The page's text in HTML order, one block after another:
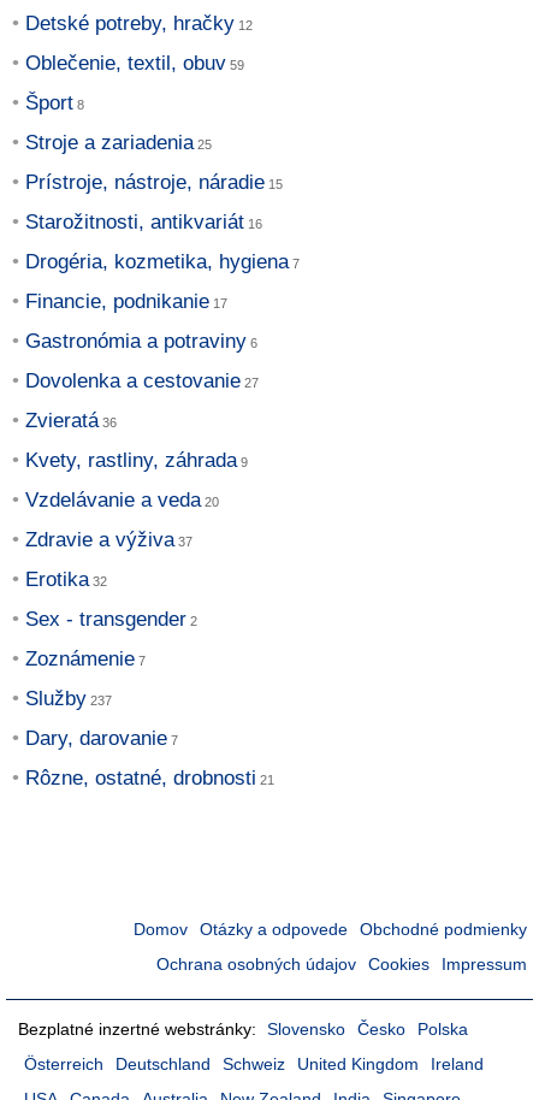
Detské potreby, hračky
Oblečenie, textil, obuv
Šport
Stroje a zariadenia
Prístroje, nástroje, náradie
Starožitnosti, antikvariát
Drogéria, kozmetika, hygiena
Financie, podnikanie
Gastronómia a potraviny
Dovolenka a cestovanie
Zvieratá
Kvety, rastliny, záhrada
Vzdelávanie a veda
Zdravie a výživa
Erotika
Sex - transgender
Zoznámenie
Služby
Dary, darovanie
Rôzne, ostatné, drobnosti
Domov Otázky a odpovede
Obchodné podmienky
Ochrana osobných údajov
Cookies Impressum
Bezplatné inzertné webstránky: Slovensko Česko
Polska
Österreich
Deutschland Schweiz United Kingdom
Ireland